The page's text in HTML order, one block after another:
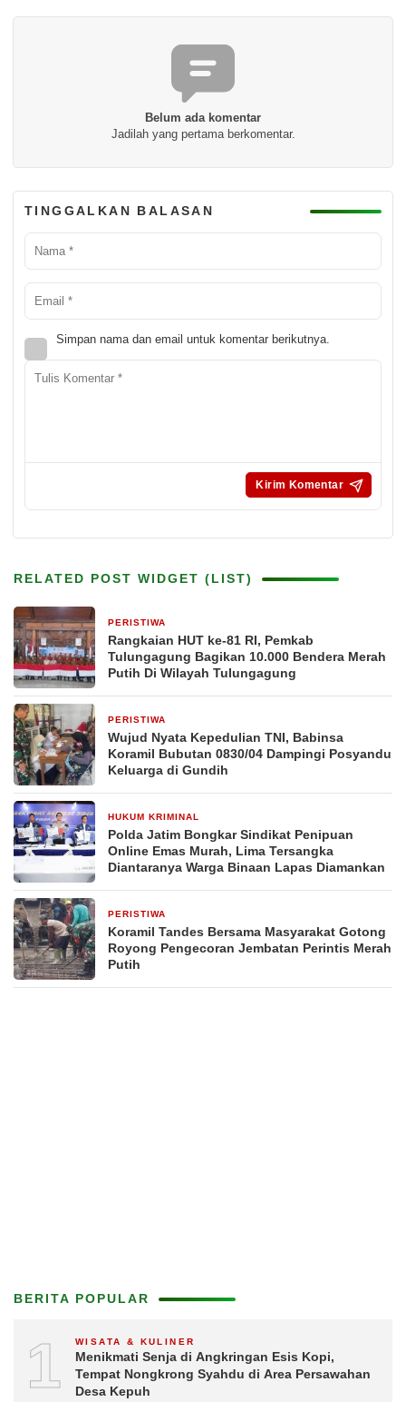
Belum ada komentar
Jadilah yang pertama berkomentar.
TINGGALKAN BALASAN
Simpan nama dan email untuk komentar berikutnya.
RELATED POST WIDGET (LIST)
PERISTIWA
Rangkaian HUT ke-81 RI, Pemkab
Tulungagung Bagikan 10.000 Bendera Merah
Putih Di Wilayah Tulungagung
PERISTIWA
Wujud Nyata Kepedulian TNI, Babinsa
Koramil Bubutan 0830/04 Dampingi Posyandu
Keluarga di Gundih
HUKUM KRIMINAL
Polda Jatim Bongkar Sindikat Penipuan
Online Emas Murah, Lima Tersangka
Diantaranya Warga Binaan Lapas Diamankan
PERISTIWA
Koramil Tandes Bersama Masyarakat Gotong
Royong Pengecoran Jembatan Perintis Merah
Putih
BERITA POPULAR
1 WISATA & KULINER
Menikmati Senja di Angkringan Esis Kopi,
Tempat Nongkrong Syahdu di Area Persawahan
Desa Kepuh